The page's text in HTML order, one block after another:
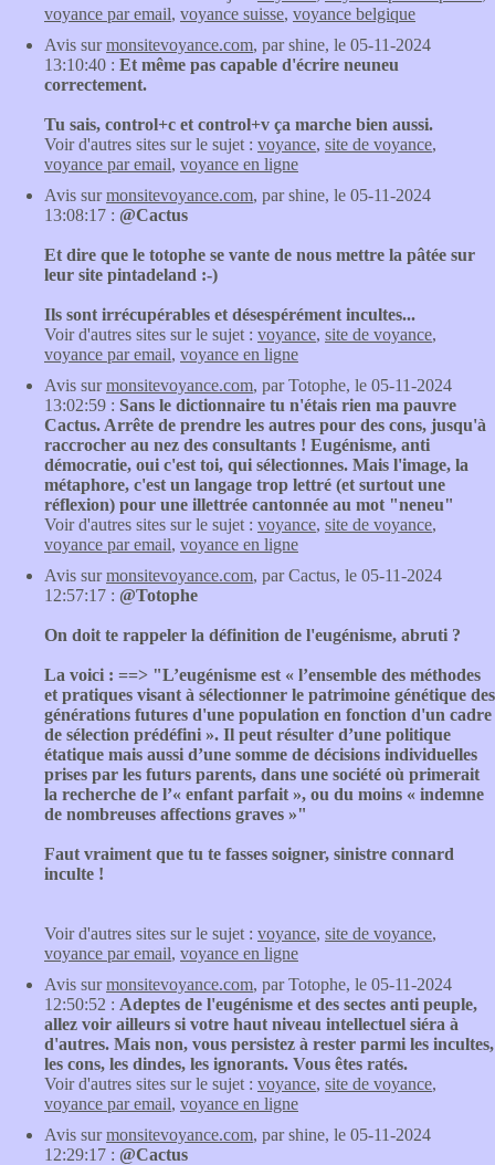
voyance par email, voyance suisse, voyance belgique
Avis surmonsitevoyance.com, par shine, le 05-11-2024
13:10:40 : Et même pas capable d'écrire neuneu
correctement.
Tu sais, control+c et control+v ça marche bien aussi.
Voir d'autres sites sur le sujet : voyance, site de voyance,
voyance par email, voyance en ligne
Avis surmonsitevoyance.com, par shine, le 05-11-2024
13:08:17 : @Cactus
Et dire que le totophe se vante de nous mettre la pâtée sur
leur site pintadeland :-)
Ils sont irrécupérables et désespérément incultes...
Voir d'autres sites sur le sujet : voyance, site de voyance,
voyance par email, voyance en ligne
Avis surmonsitevoyance.com, par Totophe, le 05-11-2024
13:02:59 : Sans le dictionnaire tu n'étais rien ma pauvre
Cactus. Arrête de prendre les autres pour des cons, jusqu'à
raccrocher au nez des consultants ! Eugénisme, anti
démocratie, oui c'est toi, qui sélectionnes. Mais l'image, la
métaphore, c'est un langage trop lettré (et surtout une
réflexion) pour une illettrée cantonnée au mot "neneu"
Voir d'autres sites sur le sujet : voyance, site de voyance,
voyance par email, voyance en ligne
Avis surmonsitevoyance.com, par Cactus, le 05-11-2024
12:57:17 : @Totophe
On doit te rappeler la définition de l'eugénisme, abruti ?
La voici : ==> "L’eugénisme est « l’ensemble des méthodes
et pratiques visant à sélectionner le patrimoine génétique des
générations futures d'une population en fonction d'un cadre
de sélection prédéfini ». Il peut résulter d’une politique
étatique mais aussi d’une somme de décisions individuelles
prises par les futurs parents, dans une société où primerait
la recherche de l’« enfant parfait », ou du moins « indemne
de nombreuses affections graves »"
Faut vraiment que tu te fasses soigner, sinistre connard
inculte !
Voir d'autres sites sur le sujet : voyance, site de voyance,
voyance par email, voyance en ligne
Avis surmonsitevoyance.com, par Totophe, le 05-11-2024
12:50:52 : Adeptes de l'eugénisme et des sectes anti peuple,
allez voir ailleurs si votre haut niveau intellectuel siéra à
d'autres. Mais non, vous persistez à rester parmi les incultes,
les cons, les dindes, les ignorants. Vous êtes ratés.
Voir d'autres sites sur le sujet : voyance, site de voyance,
voyance par email, voyance en ligne
Avis surmonsitevoyance.com, par shine, le 05-11-2024
12:29:17 : @Cactus